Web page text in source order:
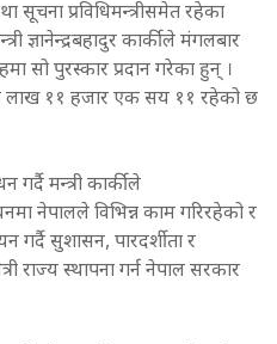
सूचना प्रविधिमन्त्रीसमेत रहेका
ज्ञानेन्द्रबहादुर कार्कीले मंगलबार
सो पुरस्कार प्रदान गरेका हुन् ।
लाख ११ हजार एक सय ११ रहेको छ
गर्दै मन्त्री कार्कीले
नेपालले विभिन्न काम गरिरहेको र
गर्दै सुशासन, पारदर्शीता र
राज्य स्थापना गर्न नेपाल सरकार